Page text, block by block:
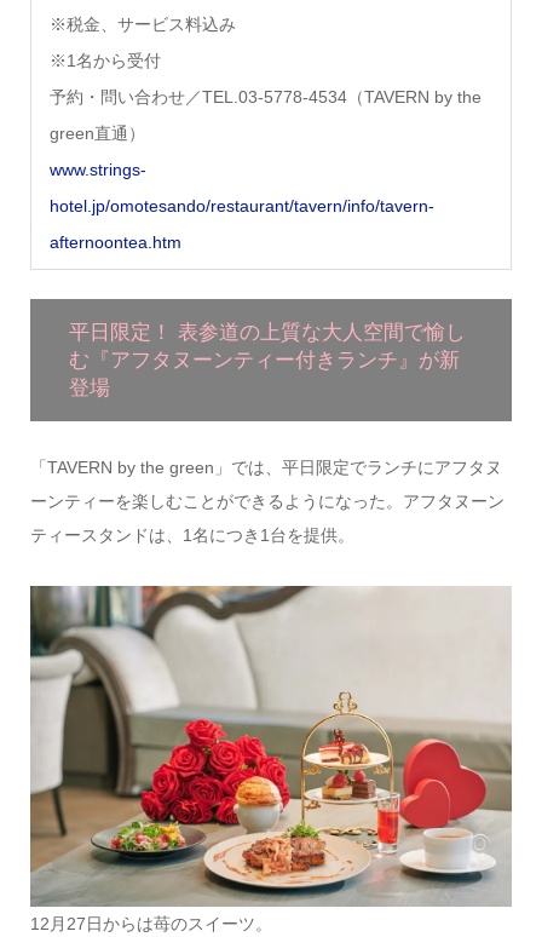
※税金、サービス料込み
※1名から受付
予約・問い合わせ／TEL.03-5778-4534（TAVERN by the
green直通）
www.strings-
hotel.jp/omotesando/restaurant/tavern/info/tavern-
afternoontea.htm
平日限定！ 表参道の上質な大人空間で愉し
む『アフタヌーンティー付きランチ』が新
登場
「TAVERN by the green」では、平日限定でランチにアフタヌ
ーンティーを楽しむことができるようになった。アフタヌーン
ティースタンドは、1名につき1台を提供。
12月27日からは苺のスイーツ。